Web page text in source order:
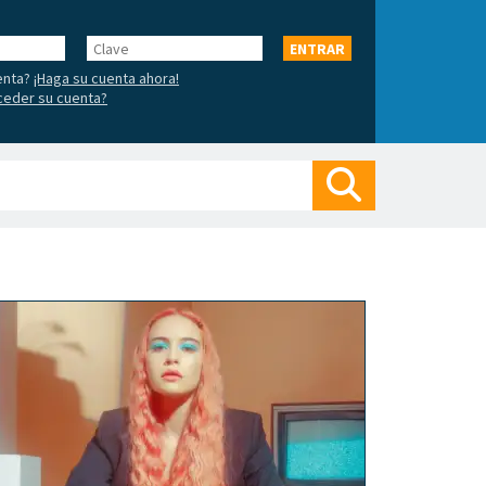
Clave
ENTRAR
¡Haga su cuenta ahora!
su cuenta?